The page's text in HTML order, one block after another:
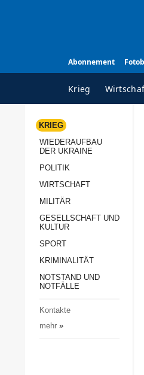
Abonnement
Krieg
ALLE
Politik
Militär
Notstand
KRIEG
WIEDERAUFBAU
DER UKRAINE
POLITIK
WIRTSCHAFT
MILITÄR
GESELLSCHAFT UND
KULTUR
SPORT
KRIMINALITÄT
NOTSTAND UND
NOTFÄLLE
Kontakte
mehr»